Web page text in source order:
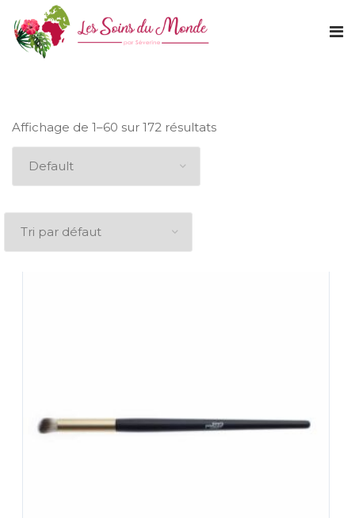
Affichage de 1–60 sur 172 résultats